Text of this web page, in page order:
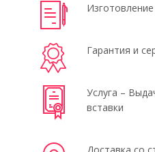
Гарантия и
Услуга –
вставки